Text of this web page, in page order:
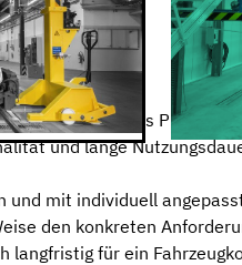
ein nachhaltiges Produkt mit
und lange
und mit individuell
den konkreten
langfristig für ein